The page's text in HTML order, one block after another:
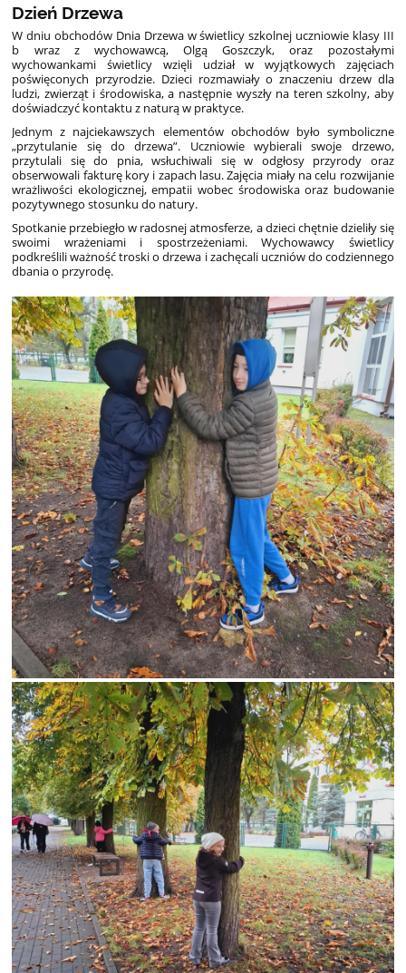
Dzień Drzewa
W dniu obchodów Dnia Drzewa w świetlicy szkolnej uczniowie klasy III
b wraz z wychowawcą, Olgą Goszczyk, oraz pozostałymi
wychowankami świetlicy wzięli udział w wyjątkowych zajęciach
poświęconych przyrodzie. Dzieci rozmawiały o znaczeniu drzew dla
ludzi, zwierząt i środowiska, a następnie wyszły na teren szkolny, aby
doświadczyć kontaktu z naturą w praktyce.
Jednym z najciekawszych elementów obchodów było symboliczne
„przytulanie się do drzewa”. Uczniowie wybierali swoje drzewo,
przytulali się do pnia, wsłuchiwali się w odgłosy przyrody oraz
obserwowali fakturę kory i zapach lasu. Zajęcia miały na celu rozwijanie
wrażliwości ekologicznej, empatii wobec środowiska oraz budowanie
pozytywnego stosunku do natury.
Spotkanie przebiegło w radosnej atmosferze, a dzieci chętnie dzieliły się
swoimi wrażeniami i spostrzeżeniami. Wychowawcy świetlicy
podkreślili ważność troski o drzewa i zachęcali uczniów do codziennego
dbania o przyrodę.